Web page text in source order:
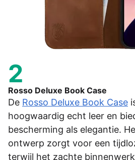
2
Rosso Deluxe Book Case
De Rosso Deluxe Book Case
hoogwaardig echt leer en
bescherming als elegantie.
ontwerp zorgt voor een
terwijl het zachte